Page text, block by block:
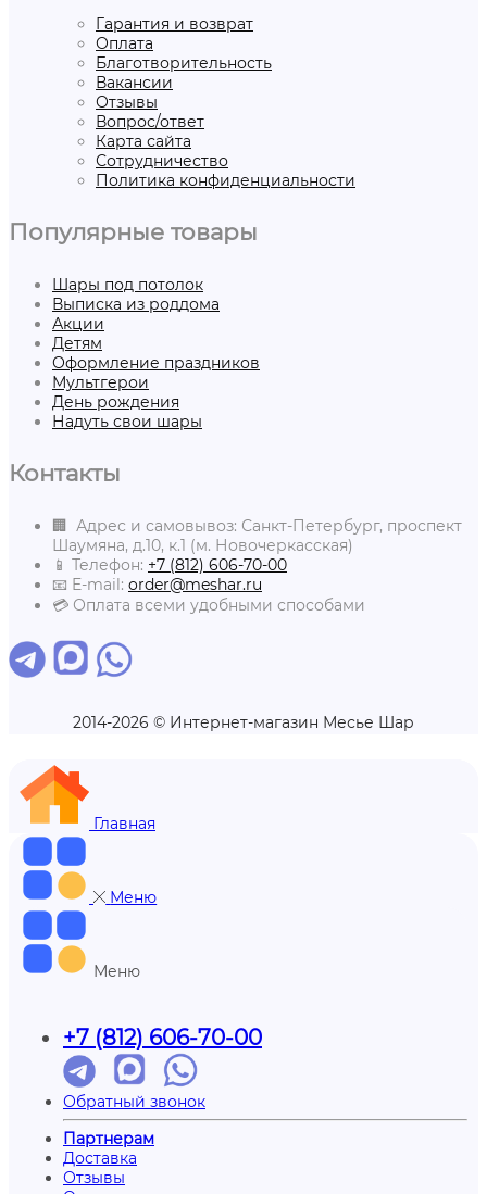
Гарантия и возврат
Оплата
Благотворительность
Вакансии
Отзывы
Вопрос/ответ
Карта сайта
Сотрудничество
Политика конфиденциальности
Популярные товары
Шары под потолок
Выписка из роддома
Акции
Детям
Оформление праздников
Мультгерои
День рождения
Надуть свои шары
Контакты
🏢 Адрес и самовывоз: Санкт-Петербург, проспект
Шаумяна, д.10, к.1 (м. Новочеркасская)
📱 Телефон: +7 (812) 606-70-00
📧 E-mail: order@meshar.ru
💳 Оплата всеми удобными способами
2014-2026 © Интернет-магазин Месье Шар
Главная
Меню
Меню
+7 (812) 606-70-00
Обратный звонок
Партнерам
Доставка
Отзывы